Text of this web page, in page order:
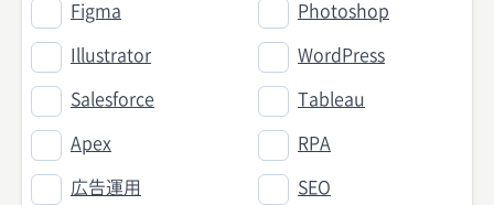
Figma Photoshop
Illustrator WordPress
Salesforce Tableau
Apex RPA
広告運用 SEO